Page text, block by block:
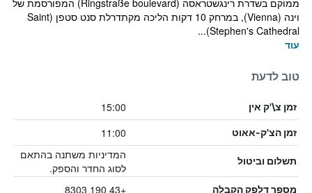
ממוקם בשדרת רינגשטראסה (Ringstraße boulevard) המפורסמת של
וינה (Vienna), במרחק 10 דקות הליכה מקתדרלת סנט סטפן (Saint
Stephen's Cathedral)...
עוד
טוב לדעת
זמן צ\'ק אין 15:00
זמן הצ'ק-אאוט 11:00
תשלום וביטול
המדיניות משתנה בהתאם
לסוג החדר והספק.
מספר דלפק הקבלה +43 190 8303